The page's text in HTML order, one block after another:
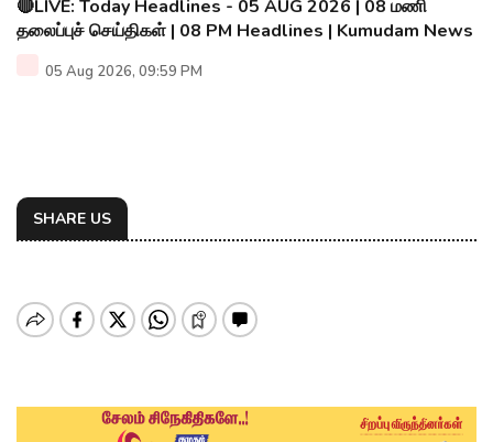
🔴LIVE: Today Headlines - 05 AUG 2026 | 08 மணி
தலைப்புச் செய்திகள் | 08 PM Headlines | Kumudam News
05 Aug 2026, 09:59 PM
SHARE US